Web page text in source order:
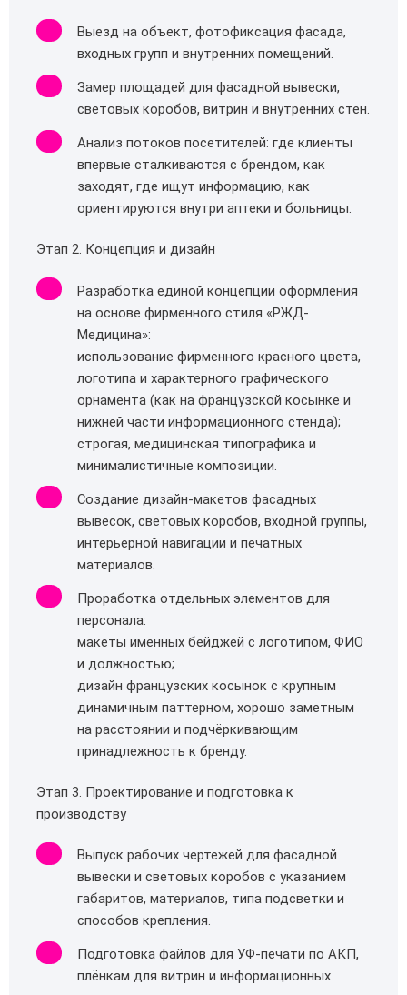
Выезд на объект, фотофиксация фасада,
входных групп и внутренних помещений.
Замер площадей для фасадной вывески,
световых коробов, витрин и внутренних стен.
Анализ потоков посетителей: где клиенты
впервые сталкиваются с брендом, как
заходят, где ищут информацию, как
ориентируются внутри аптеки и больницы.
Этап 2. Концепция и дизайн
Разработка единой концепции оформления
на основе фирменного стиля «РЖД-
Медицина»:
использование фирменного красного цвета,
логотипа и характерного графического
орнамента (как на французской косынке и
нижней части информационного стенда);
строгая, медицинская типографика и
минималистичные композиции.
Создание дизайн‑макетов фасадных
вывесок, световых коробов, входной группы,
интерьерной навигации и печатных
материалов.
Проработка отдельных элементов для
персонала:
макеты именных бейджей с логотипом, ФИО
и должностью;
дизайн французских косынок с крупным
динамичным паттерном, хорошо заметным
на расстоянии и подчёркивающим
принадлежность к бренду.
Этап 3. Проектирование и подготовка к
производству
Выпуск рабочих чертежей для фасадной
вывески и световых коробов с указанием
габаритов, материалов, типа подсветки и
способов крепления.
Подготовка файлов для УФ‑печати по АКП,
плёнкам для витрин и информационных